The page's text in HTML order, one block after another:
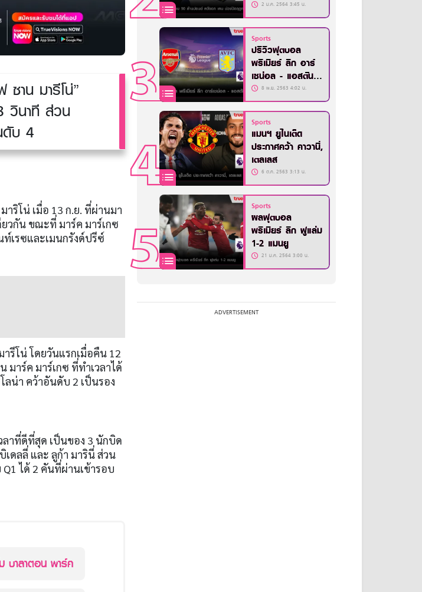
าน มารีโน่”
วินาที ส่วน
ดับ 4
ริโน่ เมื่อ 13 ก.ย. ที่ผ่านมา
วกัน ขณะที่ มาร์ค มาร์เกซ
เรซและเมนกรังด์ปรีซ์
รีโน่ โดยวันแรกเมื่อคืน 12
มาร์ค มาร์เกซ ที่ทำเวลาได้
ลน่า คว้าอันดับ 2 เป็นรอง
ลาที่ดีที่สุด เป็นของ 3 นักบิด
ดลลี่ และ ลูก้า มารินี่ ส่วน
ได้ 2 คันที่ผ่านเข้ารอบ
บาลาตอน พาร์ค
2 ม.ค. 2564 3:45 น.
Sports
ปรีวิวฟุตบอล
พรีเมียร์ ลีก อาร์
เซน่อล - แอสตัน
วิลล่า8 พ.ย. 2563 4:02 น.
Sports
แมนฯ ยูไนเต็ด
ประกาศคว้า คาวานี่,
เตลเลส
6 ต.ค. 2563 3:13 น.
Sports
ผลฟุตบอล
พรีเมียร์ ลีก ฟูแล่ม
1-2 แมนยู
21 ม.ค. 2564 3:00 น.